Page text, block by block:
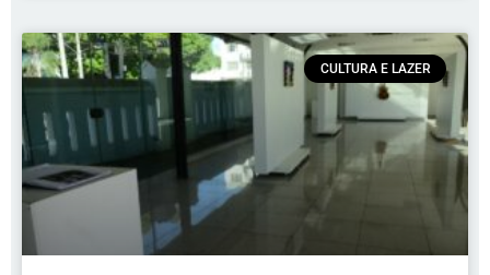
CULTURA E LAZER